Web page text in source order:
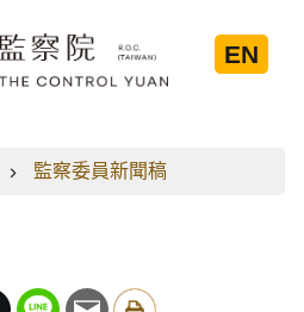
EN
監察委員新聞稿